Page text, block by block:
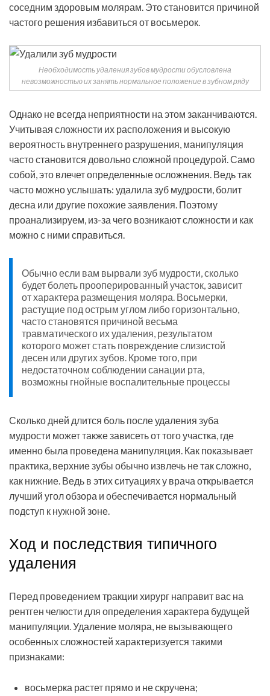
соседним здоровым молярам. Это становится причиной
частого решения избавиться от восьмерок.
Необходимость удаления зубов мудрости обусловлена
невозможностью их занять нормальное положение в зубном ряду
Однако не всегда неприятности на этом заканчиваются.
Учитывая сложности их расположения и высокую
вероятность внутреннего разрушения, манипуляция
часто становится довольно сложной процедурой. Само
собой, это влечет определенные осложнения. Ведь так
часто можно услышать: удалила зуб мудрости, болит
десна или другие похожие заявления. Поэтому
проанализируем, из-за чего возникают сложности и как
можно с ними справиться.
Обычно если вам вырвали зуб мудрости, сколько
будет болеть прооперированный участок, зависит
от характера размещения моляра. Восьмерки,
растущие под острым углом либо горизонтально,
часто становятся причиной весьма
травматического их удаления, результатом
которого может стать повреждение слизистой
десен или других зубов. Кроме того, при
недостаточном соблюдении санации рта,
возможны гнойные воспалительные процессы
Сколько дней длится боль после удаления зуба
мудрости может также зависеть от того участка, где
именно была проведена манипуляция. Как показывает
практика, верхние зубы обычно извлечь не так сложно,
как нижние. Ведь в этих ситуациях у врача открывается
лучший угол обзора и обеспечивается нормальный
подступ к нужной зоне.
Ход и последствия типичного
удаления
Перед проведением тракции хирург направит вас на
рентген челюсти для определения характера будущей
манипуляции. Удаление моляра, не вызывающего
особенных сложностей характеризуется такими
признаками:
восьмерка растет прямо и не скручена;